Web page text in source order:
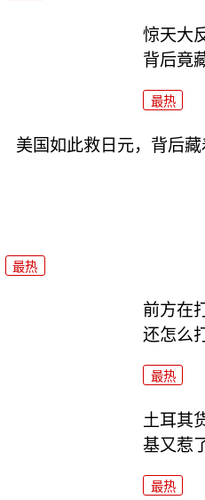
惊天大
背后竟
最热
美国如此救日元，背后藏
最热
前方在
还怎么
最热
土耳其
基又惹
最热